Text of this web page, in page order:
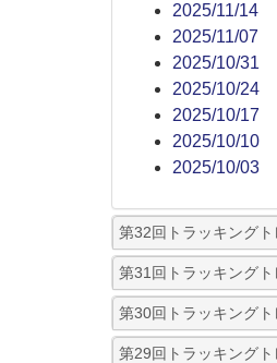
2025/11/14
2025/11/07
2025/10/31
2025/10/24
2025/10/17
2025/10/10
2025/10/03
第32回トラッキング
第31回トラッキング
第30回トラッキング
第29回トラッキング